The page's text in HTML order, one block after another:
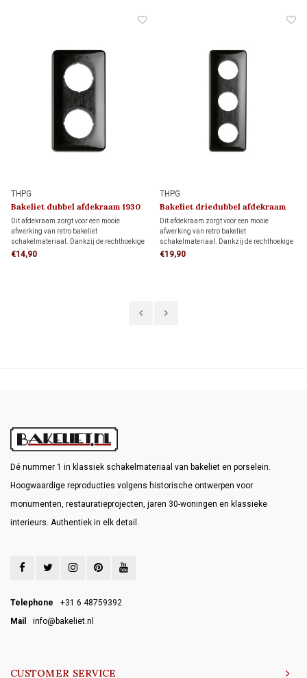
THPG
Bakeliet dubbel afdekraam 1930
Dit afdekraam zorgt voor een mooie
afwerking van retro bakeliet
schakelmateriaal. Dankzij de rechthoekige
vorm biedt het meer dekking rondom de
€14,90
THPG
Bakeliet driedubbel afdekraam
1930
Dit afdekraam zorgt voor een mooie
afwerking van retro bakeliet
schakelmateriaal. Dankzij de rechthoekige
vorm biedt het meer dekking rondom de
€19,90
Dé nummer 1 in klassiek schakelmateriaal van bakeliet en porselein.
Hoogwaardige reproducties volgens historische ontwerpen voor
monumenten, restauratieprojecten, jaren 30-woningen en klassieke
interieurs. Authentiek in elk detail.
Telephone
+31 6 48759392
Mail
info@bakeliet.nl
CUSTOMER SERVICE